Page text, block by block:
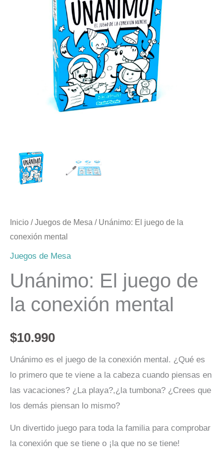
Inicio /Juegos de Mesa / Unánimo: El juego de la
conexión mental
Juegos de Mesa
Unánimo: El juego de
la conexión mental
$10.990
Unánimo es el juego de la conexión mental. ¿Qué es
lo primero que te viene a la cabeza cuando piensas en
las vacaciones? ¿La playa?,¿la tumbona? ¿Crees que
los demás piensan lo mismo?
Un divertido juego para toda la familia para comprobar
la conexión que se tiene o ¡la que no se tiene!